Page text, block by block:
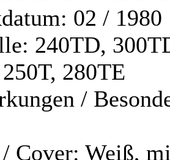
02 / 1980
240TD,
280TE
/
Cover: Weiß,